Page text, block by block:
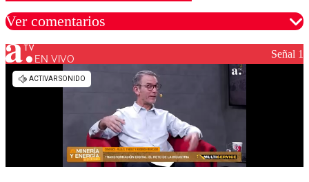
Ver comentarios
Los comentarios son moderados para garantizar un
diálogo respetuoso.
EN VIVO Señal 1